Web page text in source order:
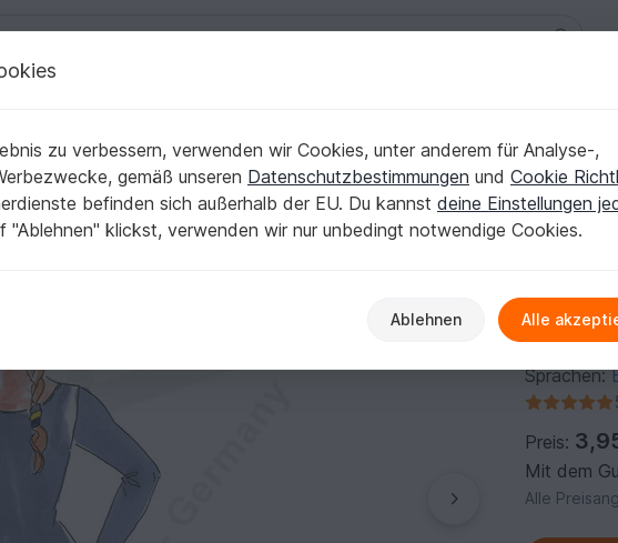
Du
der
Autor:
Sprachen:
Preis:
Mit dem
Alle
zu verbessern, verwenden wir Cookies, unter anderem für Analyse-,
gemäß unseren Datenschutzbestimmungen und Cookie
befinden sich außerhalb der EU. Du kannst deine Einstellungen
"Ablehnen" klickst, verwenden wir nur unbedingt notwendige Cookies.
Ablehnen Alle